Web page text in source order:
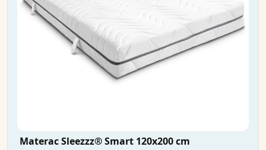
Materac Sleezzz® Smart 120x200 cm